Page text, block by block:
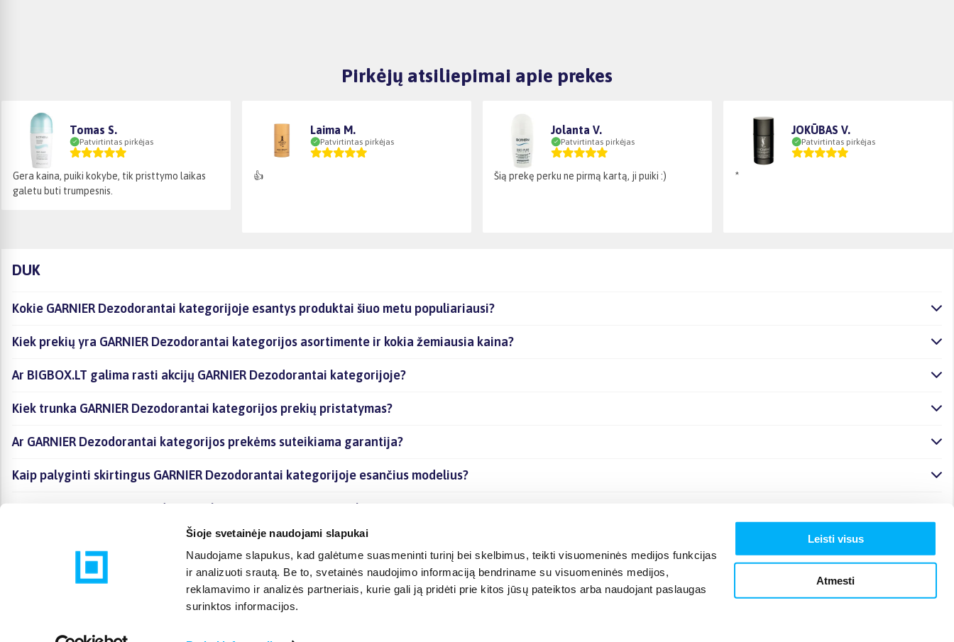
Šioje svetainėje naudojami slapukai
Naudojame slapukus, kad galėtume suasmeninti turinį bei skelbimus, teikti visuomeninės medijos funkcijas
ir analizuoti srautą. Be to, svetainės naudojimo informaciją bendriname su visuomeninės medijos,
reklamavimo ir analizės partneriais, kurie gali ją pridėti prie kitos jūsų pateiktos arba naudojant paslaugas
surinktos informacijos.
Leisti visus
Atmesti
Pirkėjų atsiliepimai apie prekes
Tomas S.
Patvirtintas pirkėjas
Gera kaina, puiki kokybe, tik pristtymo laikas
galetu buti trumpesnis.
Laima M.
Patvirtintas pirkėjas
👍
Jolanta V.
Patvirtintas pirkėjas
Šią prekę perku ne pirmą kartą, ji puiki :)
JOKŪBAS V.
Patvirtintas pirkėjas
*
DUK
Kokie GARNIER Dezodorantai kategorijoje esantys produktai šiuo metu populiariausi?
Kiek prekių yra GARNIER Dezodorantai kategorijos asortimente ir kokia žemiausia kaina?
Ar BIGBOX.LT galima rasti akcijų GARNIER Dezodorantai kategorijoje?
Kiek trunka GARNIER Dezodorantai kategorijos prekių pristatymas?
Ar GARNIER Dezodorantai kategorijos prekėms suteikiama garantija?
Kaip palyginti skirtingus GARNIER Dezodorantai kategorijoje esančius modelius?
Kaip įsigyti GARNIER Dezodorantai kategorijoje esančias prekes internetu?